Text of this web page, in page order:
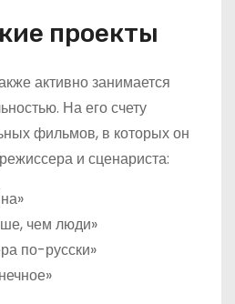
проекты
активно занимается
На его счету
фильмов, в которых он
и сценариста:
чем люди»
по-русски»